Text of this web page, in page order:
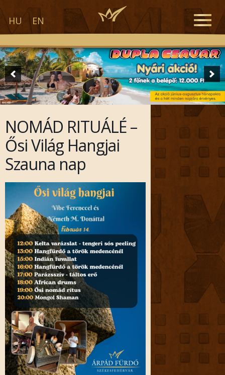
HU EN
Toggle
NOMÁD RITUÁLÉ –
Ősi Világ Hangjai
Szauna nap